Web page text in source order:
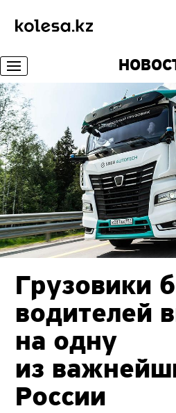
Грузовики
водителей
на одну
из
России